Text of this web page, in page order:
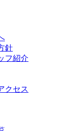
針
フ紹介
クセス